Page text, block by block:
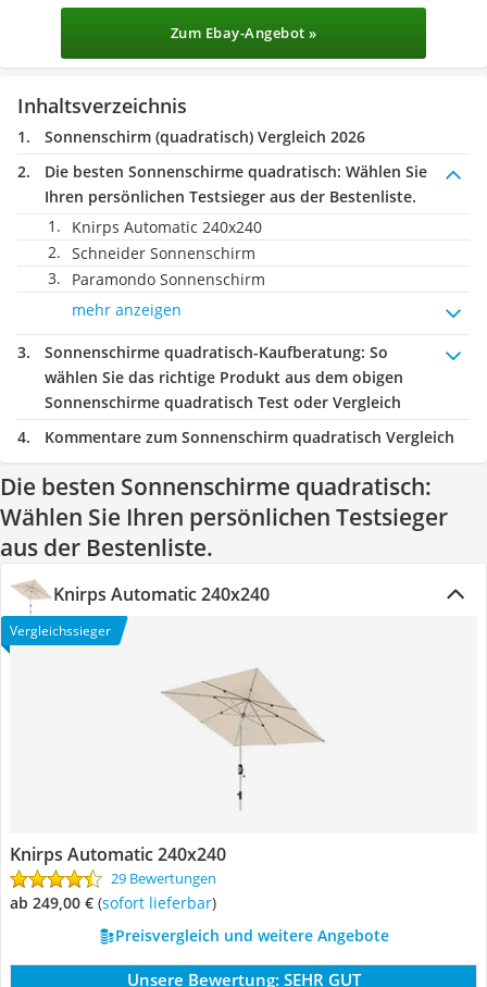
Zum Ebay-Angebot »
Inhaltsverzeichnis
Sonnenschirm (quadratisch) Vergleich 2026
Die besten Sonnenschirme quadratisch: Wählen Sie
Ihren persönlichen Testsieger aus der Bestenliste.
Knirps Automatic 240x240
Schneider Sonnenschirm
Paramondo Sonnenschirm
mehr anzeigen
Sonnenschirme quadratisch-Kaufberatung: So
wählen Sie das richtige Produkt aus dem obigen
Sonnenschirme quadratisch Test oder Vergleich
Kommentare zum Sonnenschirm quadratisch Vergleich
Die besten Sonnenschirme quadratisch:
Wählen Sie Ihren persönlichen Testsieger
aus der Bestenliste.
Knirps Automatic 240x240
Vergleichssieger
Knirps Automatic 240x240
29 Bewertungen
ab 249,00 € ( Sofort lieferbar)
Preisvergleich und weitere Angebote
Unsere Bewertung: SEHR GUT